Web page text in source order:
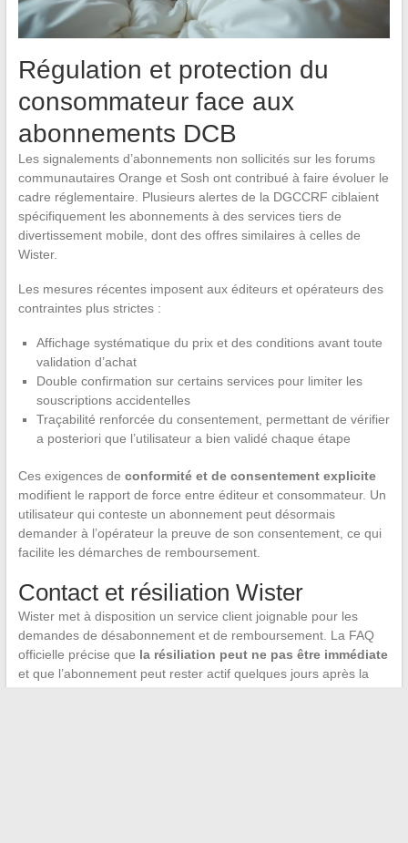
Régulation et protection du
consommateur face aux
abonnements DCB
Les signalements d’abonnements non sollicités sur les forums
communautaires Orange et Sosh ont contribué à faire évoluer le
cadre réglementaire. Plusieurs alertes de la DGCCRF ciblaient
spécifiquement les abonnements à des services tiers de
divertissement mobile, dont des offres similaires à celles de
Wister.
Les mesures récentes imposent aux éditeurs et opérateurs des
contraintes plus strictes :
Affichage systématique du prix et des conditions avant toute
validation d’achat
Double confirmation sur certains services pour limiter les
souscriptions accidentelles
Traçabilité renforcée du consentement, permettant de vérifier
a posteriori que l’utilisateur a bien validé chaque étape
Ces exigences de conformité et de consentement explicite
modifient le rapport de force entre éditeur et consommateur. Un
utilisateur qui conteste un abonnement peut désormais
demander à l’opérateur la preuve de son consentement, ce qui
facilite les démarches de remboursement.
Contact et résiliation Wister
Wister met à disposition un service client joignable pour les
demandes de désabonnement et de remboursement. La FAQ
officielle précise que la résiliation peut ne pas être immédiate
et que l’abonnement peut rester actif quelques jours après la